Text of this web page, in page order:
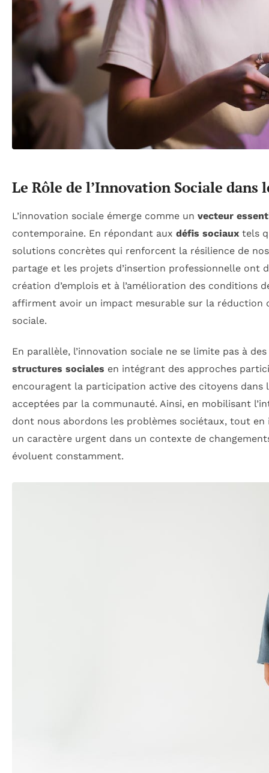
Le Rôle de l’Innovation Sociale
L’innovation sociale émerge comme un vecteur
contemporaine. En répondant aux défis sociaux tels
solutions concrètes qui renforcent la résilience de
partage et les projets d’insertion professionnelle
création d’emplois et à l’amélioration des conditions
affirment avoir un impact mesurable sur la réduction
sociale.
En parallèle, l’innovation sociale ne se limite pas à
structures sociales en intégrant des approches
encouragent la participation active des citoyens
acceptées par la communauté. Ainsi, en mobilisant
dont nous abordons les problèmes sociétaux, tout
un caractère urgent dans un contexte de
évoluent constamment.